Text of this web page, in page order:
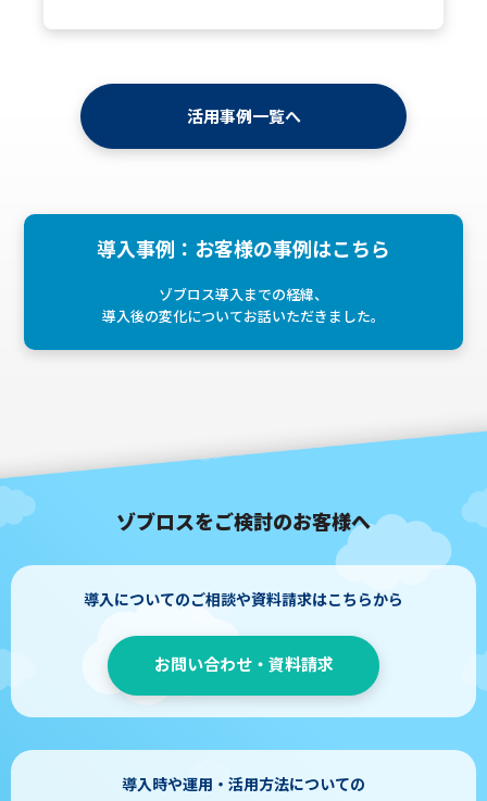
活用事例一覧へ
導入事例：お客様の事例はこちら
ゾブロス導入までの経緯、
導入後の変化についてお話いただきました。
ゾブロスをご検討のお客様へ
導入についてのご相談や資料請求はこちらから
お問い合わせ・資料請求
導入時や運用・活用方法についての